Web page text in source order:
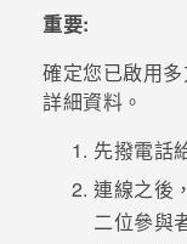
企業採購
支援服務
VIVELAND
重要:
確定您已啟用
詳細資料。
先撥電話
連線之後
二位參與